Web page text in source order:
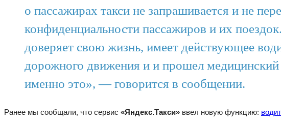
о пассажирах такси не запрашивается и не
конфиденциальности пассажиров и их
доверяет свою жизнь, имеет действующее
дорожного движения и и прошел
именно это», — говорится в сообщении.
Ранее мы сообщали, что сервис «Яндекс.Такси» ввел новую функцию: